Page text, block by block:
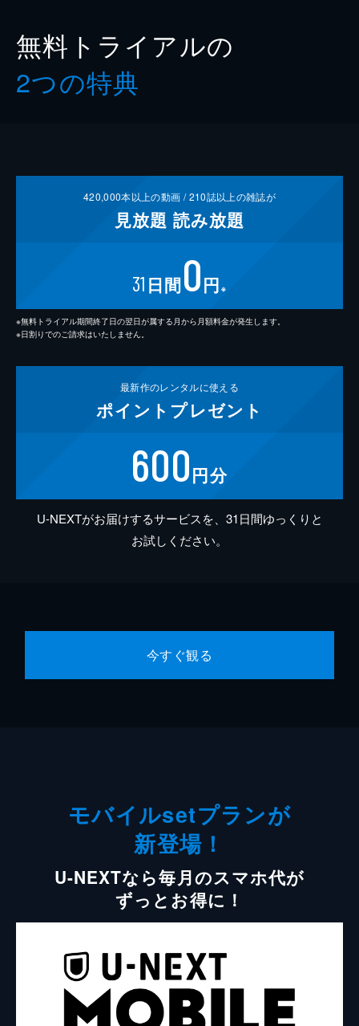
無料トライアルの
2つの特典
420,000本以上の動画 /210誌以上の雑誌が
見放題 読み放題
31 日間0円 ※
※無料トライアル期間終了日の翌日が属する月から月額料金が発生します。
※日割りでのご請求はいたしません。
最新作のレンタルに使える
ポイント プレゼント
600円分
U-NEXTがお届けするサービスを、31日間ゆっくりと
お試しください。
今すぐ観る
モバイルsetプランが
新登場！
U-NEXTなら毎月のスマホ代が
ずっとお得に！